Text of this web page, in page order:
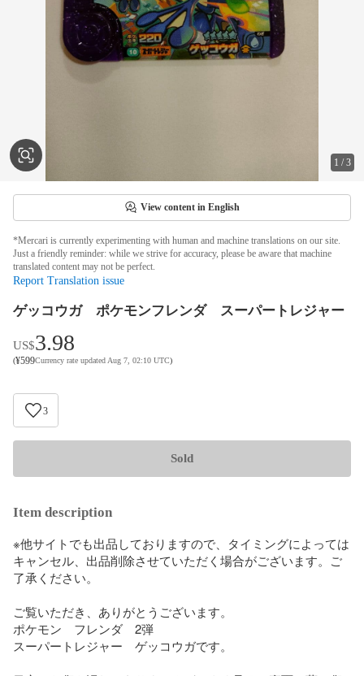
1 /3
View content in English
*Mercari is currently experimenting with human and machine translations on our site.
Just a friendly reminder: while we strive for accuracy, please be aware that machine
translated content may not be perfect.
Report Translation issue
ゲッコウガ ポケモンフレンダ スーパートレジャー
US$3.98
(¥599Currency rate updated Aug 7, 02:10 UTC)
3
Sold
Item description
※他サイトでも出品しておりますので、タイミングによっては
キャンセル、出品削除させていただく場合がございます。ご
了承ください。
ご覧いただき、ありがとうございます。
ポケモン　フレンダ　2弾
スーパートレジャー　ゲッコウガです。